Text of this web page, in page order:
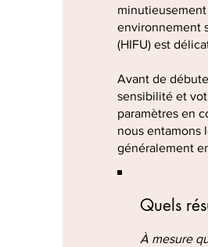
environnement
(HIFU) est
Avant de
sensibilité et
paramètres en
nous entamons
généralement
Quels
À mesure